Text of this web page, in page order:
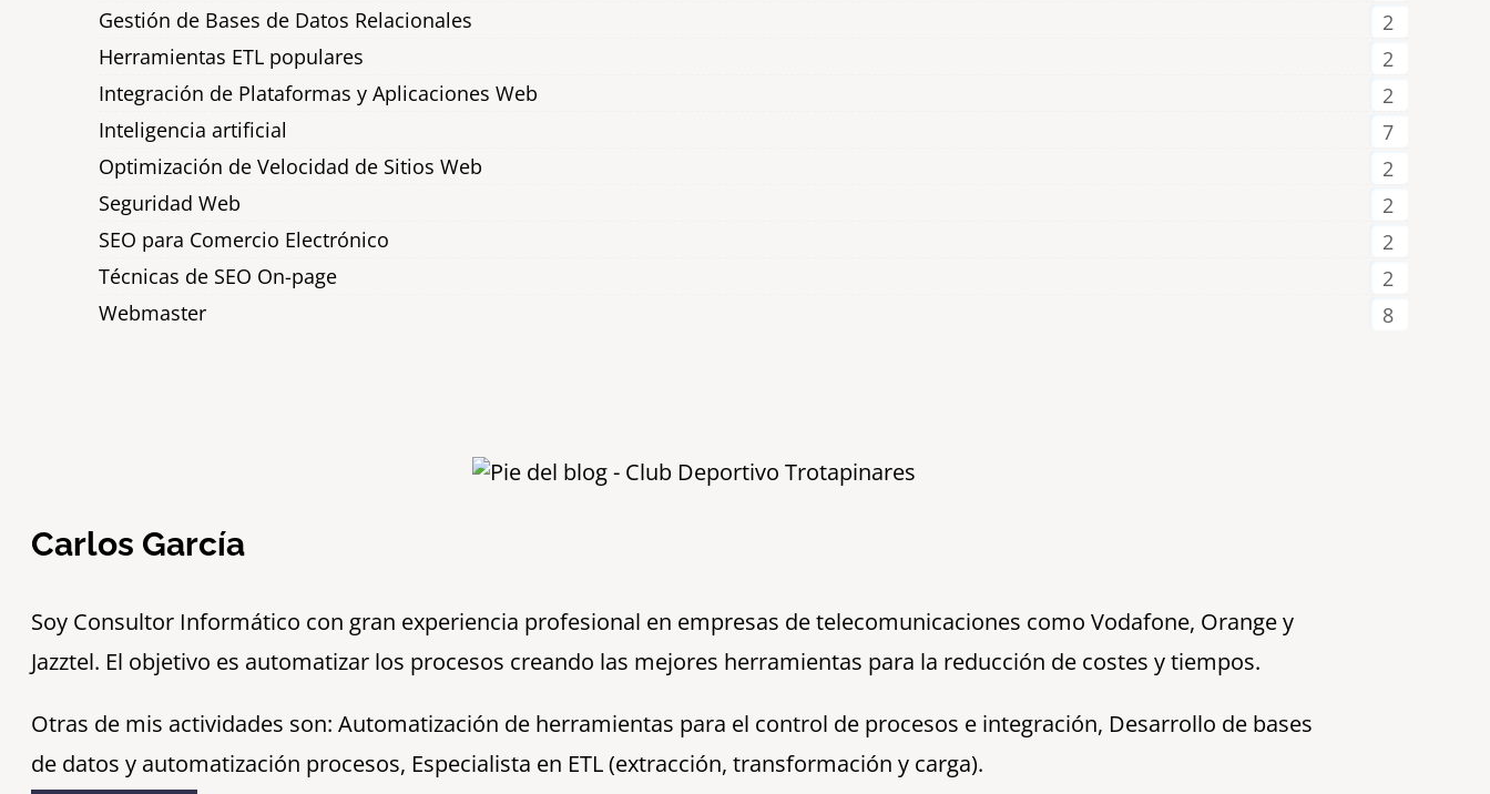
Gestión de Bases de Datos Relacionales
2
Herramientas ETL populares
2
Integración de Plataformas y Aplicaciones Web
2
Inteligencia artificial
7
Optimización de Velocidad de Sitios Web
2
Seguridad Web
2
SEO para Comercio Electrónico
2
Técnicas de SEO On-page
2
Webmaster
8
Carlos García
Soy Consultor Informático con gran experiencia profesional en empresas de telecomunicaciones como Vodafone, Orange y
Jazztel. El objetivo es automatizar los procesos creando las mejores herramientas para la reducción de costes y tiempos.
Otras de mis actividades son: Automatización de herramientas para el control de procesos e integración, Desarrollo de bases
de datos y automatización procesos, Especialista en ETL (extracción, transformación y carga).